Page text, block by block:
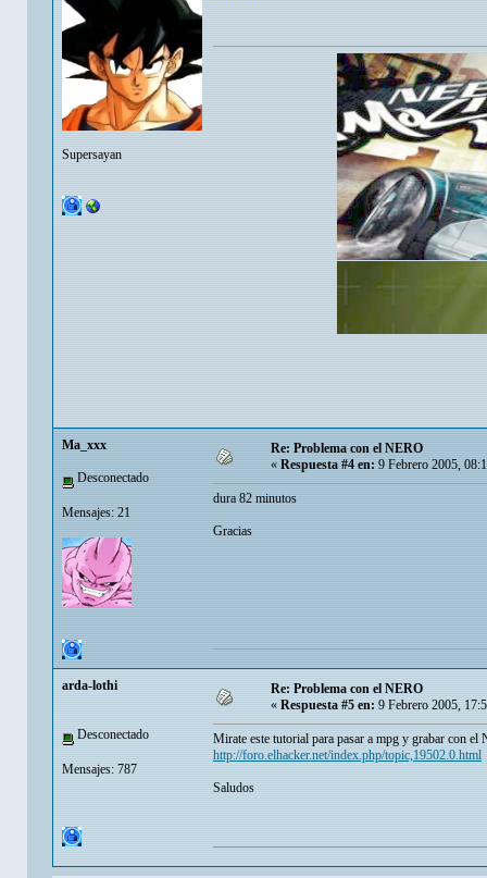
Supersayan
Ma_xxx
Desconectado
Mensajes: 21
Re: Problema con el NERO
«Respuesta #4 en:9 Febrero 2005,
dura 82 minutos
Gracias
arda-lothi
Desconectado
Mensajes: 787
Re: Problema con el NERO
« Respuesta #5 en: 9 Febrero 2005,
Mirate este tutorial para pasar a mpg y grabar con el
http://foro.elhacker.net/index.php/topic,19502.0.html
Saludos